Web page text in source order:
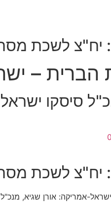
יח"צ לשכת
הברית –
סיסקו
יח"צ לשכת
אמריקה: אורן שגיא,